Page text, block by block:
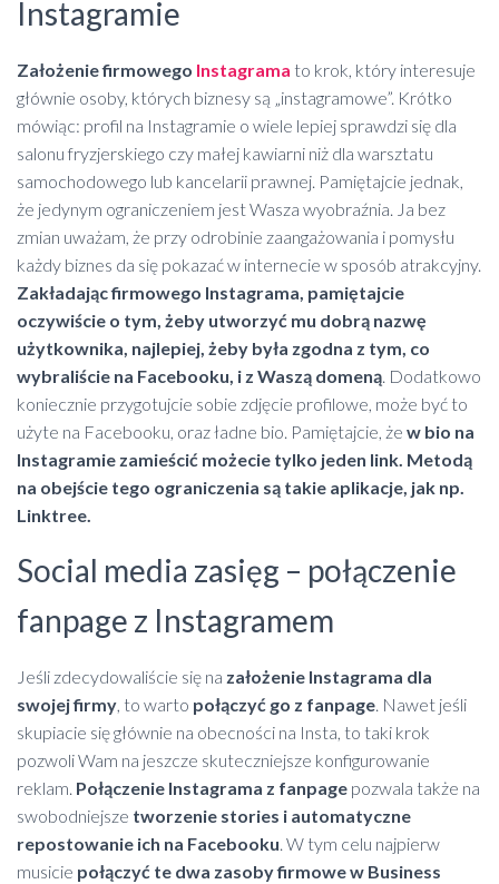
Instagramie
Założenie firmowego Instagrama to krok, który interesuje
głównie osoby, których biznesy są „instagramowe”. Krótko
mówiąc: profil na Instagramie o wiele lepiej sprawdzi się dla
salonu fryzjerskiego czy małej kawiarni niż dla warsztatu
samochodowego lub kancelarii prawnej. Pamiętajcie jednak,
że jedynym ograniczeniem jest Wasza wyobraźnia. Ja bez
zmian uważam, że przy odrobinie zaangażowania i pomysłu
każdy biznes da się pokazać w internecie w sposób atrakcyjny.
Zakładając firmowego Instagrama, pamiętajcie
oczywiście o tym, żeby utworzyć mu dobrą nazwę
użytkownika, najlepiej, żeby była zgodna z tym, co
wybraliście na Facebooku, i z Waszą domeną. Dodatkowo
koniecznie przygotujcie sobie zdjęcie profilowe, może być to
użyte na Facebooku, oraz ładne bio. Pamiętajcie, że w bio na
Instagramie zamieścić możecie tylko jeden link. Metodą
na obejście tego ograniczenia są takie aplikacje, jak np.
Linktree.
Social media zasięg – połączenie
fanpage z Instagramem
Jeśli zdecydowaliście się na założenie Instagrama dla
swojej firmy, to warto połączyć go z fanpage. Nawet jeśli
skupiacie się głównie na obecności na Insta, to taki krok
pozwoli Wam na jeszcze skuteczniejsze konfigurowanie
reklam. Połączenie Instagrama z fanpage pozwala także na
swobodniejsze tworzenie stories i automatyczne
repostowanie ich na Facebooku. W tym celu najpierw
musicie połączyć te dwa zasoby firmowe w Business